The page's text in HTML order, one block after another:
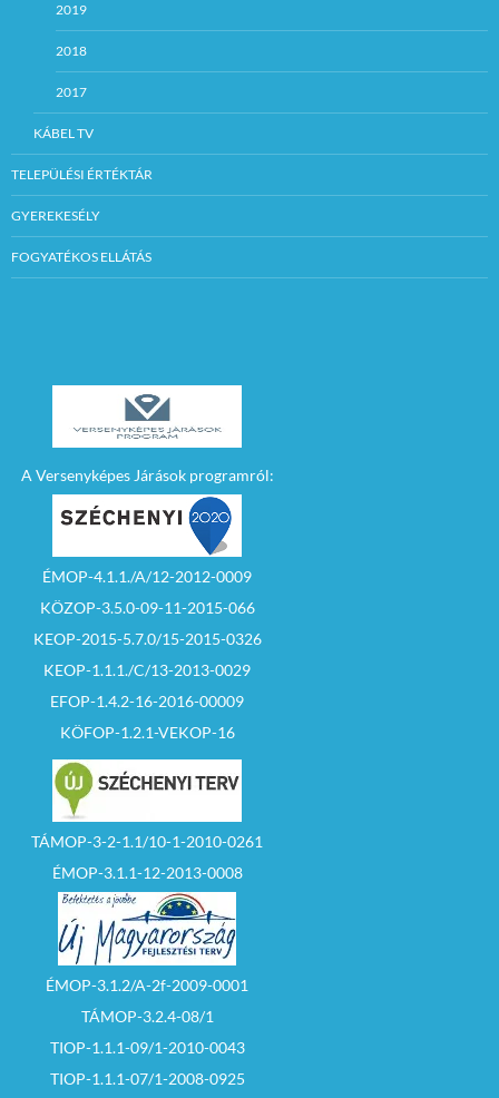
2019
2018
2017
KÁBEL TV
TELEPÜLÉSI ÉRTÉKTÁR
GYEREKESÉLY
FOGYATÉKOS ELLÁTÁS
A Versenyképes Járások programról:
ÉMOP-4.1.1./A/12-2012-0009
KÖZOP-3.5.0-09-11-2015-066
KEOP-2015-5.7.0/15-2015-0326
KEOP-1.1.1./C/13-2013-0029
EFOP-1.4.2-16-2016-00009
KÖFOP-1.2.1-VEKOP-16
TÁMOP-3-2-1.1/10-1-2010-0261
ÉMOP-3.1.1-12-2013-0008
ÉMOP-3.1.2/A-2f-2009-0001
TÁMOP-3.2.4-08/1
TIOP-1.1.1-09/1-2010-0043
TIOP-1.1.1-07/1-2008-0925